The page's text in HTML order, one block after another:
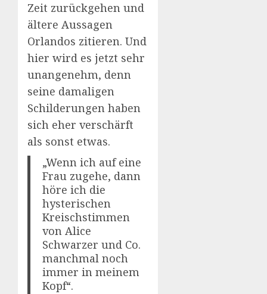
Zeit zurückgehen und
ältere Aussagen
Orlandos zitieren. Und
hier wird es jetzt sehr
unangenehm, denn
seine damaligen
Schilderungen haben
sich eher verschärft
als sonst etwas.
„Wenn ich auf eine
Frau zugehe, dann
höre ich die
hysterischen
Kreischstimmen
von Alice
Schwarzer und Co.
manchmal noch
immer in meinem
Kopf“.